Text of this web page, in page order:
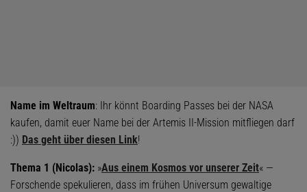
Name im Weltraum: Ihr könnt Boarding Passes bei der NASA
kaufen, damit euer Name bei der Artemis II-Mission mitfliegen darf
:)) Das geht über diesen Link!
Thema 1 (Nicolas): »Aus einem Kosmos vor unserer Zeit« —
Forschende spekulieren, dass im frühen Universum gewaltige